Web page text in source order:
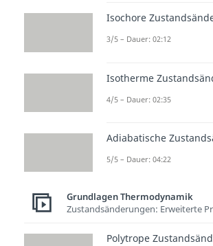
Kreisprozesse
Intro
Kreisprozesse
Dauer: 03:39
p-V & T-S
Dauer: 02:17
Isochore
3/5 – Dauer: 02:12
Isotherme
4/5 – Dauer: 02:35
Adiabatische
5/5 – Dauer: 04:22
Grundlagen Thermodynamik
Zustandsänderungen: Erweiterte
Polytrope